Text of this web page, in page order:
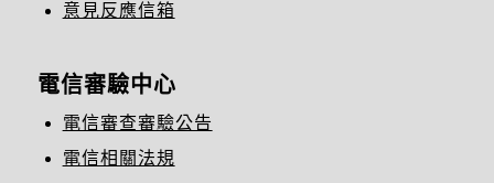
意見反應信箱
電信審驗中心
電信審查審驗公告
電信相關法規